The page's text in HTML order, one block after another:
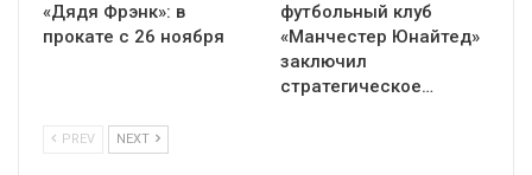
«Дядя Фрэнк»: в
прокате с 26 ноября
футбольный клуб
«Манчестер Юнайтед»
заключил
стратегическое…
PREV NEXT